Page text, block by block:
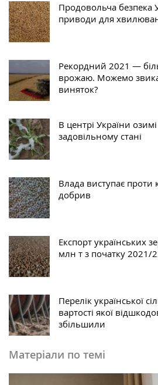
Продовольча безпека
приводи для
Рекордний 2021 —
врожаю. Можемо
виняток?
В центрі України
задовільному стані
Влада виступає проти
добрив
Експорт українських
млн т з початку 2021/
Перелік української
вартості якої
збільшили
Матеріали по темі